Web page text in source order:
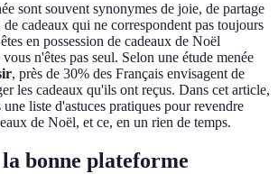
sont souvent synonymes de joie, de partage
de cadeaux qui ne correspondent pas toujours
en possession de cadeaux de Noël
n'êtes pas seul. Selon une étude menée
, près de 30% des Français envisagent de
les cadeaux qu'ils ont reçus. Dans cet article,
liste d'astuces pratiques pour revendre
de Noël, et ce, en un rien de temps.
la bonne plateforme